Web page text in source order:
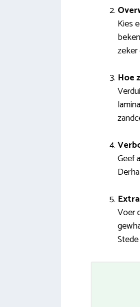
Kies
Hoe
Geef
Voer